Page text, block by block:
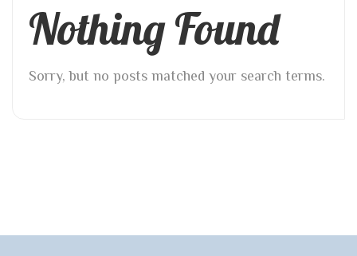
Nothing Found
Sorry, but no posts matched your search terms.